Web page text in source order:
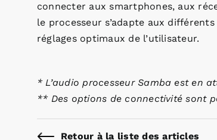
connecter aux smartphones, aux
le processeur s’adapte aux
réglages optimaux de l’utilisateur.
* L’audio processeur Samba est en
** Des options de connectivité sont
Retour à la liste des articles